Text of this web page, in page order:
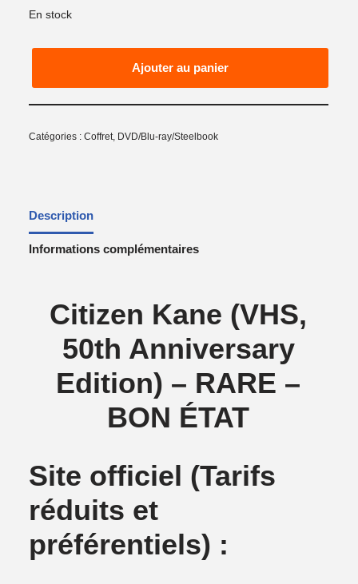
En stock
Ajouter au panier
Catégories :Coffret DVD/Blu-ray/Steelbook
Description
Informations complémentaires
Citizen Kane (VHS,
50th Anniversary
Edition) – RARE –
BON ÉTAT
Site officiel (Tarifs
réduits et
préférentiels) :